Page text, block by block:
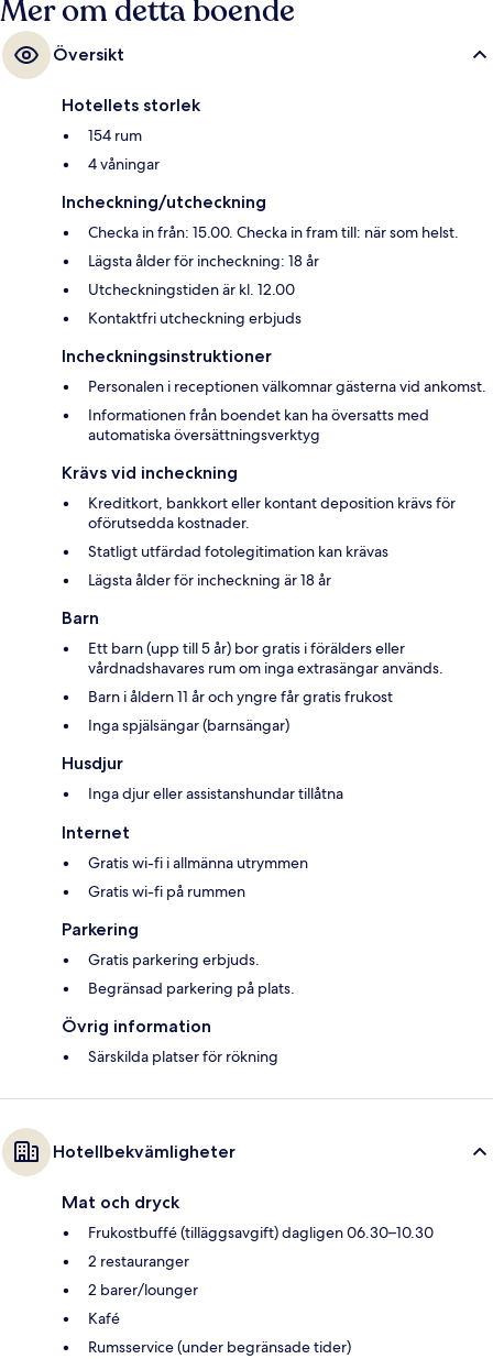
Mer om detta boende
Översikt
Hotellets storlek
154 rum
4 våningar
Incheckning/utcheckning
Checka in från: 15.00. Checka in fram till: när som helst.
Lägsta ålder för incheckning: 18 år
Utcheckningstiden är kl. 12.00
Kontaktfri utcheckning erbjuds
Incheckningsinstruktioner
Personalen i receptionen välkomnar gästerna vid ankomst.
Informationen från boendet kan ha översatts med
automatiska översättningsverktyg
Krävs vid incheckning
Kreditkort, bankkort eller kontant deposition krävs för
oförutsedda kostnader.
Statligt utfärdad fotolegitimation kan krävas
Lägsta ålder för incheckning är 18 år
Barn
Ett barn (upp till 5 år) bor gratis i förälders eller
vårdnadshavares rum om inga extrasängar används.
Barn i åldern 11 år och yngre får gratis frukost
Inga spjälsängar (barnsängar)
Husdjur
Inga djur eller assistanshundar tillåtna
Internet
Gratis wi-fi i allmänna utrymmen
Gratis wi-fi på rummen
Parkering
Gratis parkering erbjuds.
Begränsad parkering på plats.
Övrig information
Särskilda platser för rökning
Hotellbekvämligheter
Mat och dryck
Frukostbuffé (tilläggsavgift) dagligen 06.30–10.30
2 restauranger
2 barer/lounger
Kafé
Rumsservice (under begränsade tider)